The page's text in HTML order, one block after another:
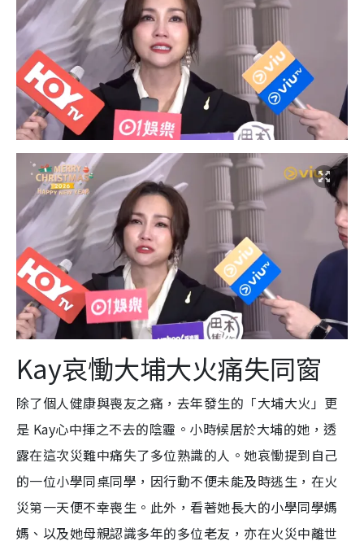
Kay哀慟大埔大火痛失同窗
除了個人健康與喪友之痛，去年發生的「大埔大火」更
是 Kay心中揮之不去的陰霾。小時候居於大埔的她，透
露在這次災難中痛失了多位熟識的人。她哀慟提到自己
的一位小學同桌同學，因行動不便未能及時逃生，在火
災第一天便不幸喪生。此外，看著她長大的小學同學媽
媽、以及她母親認識多年的多位老友，亦在火災中離世